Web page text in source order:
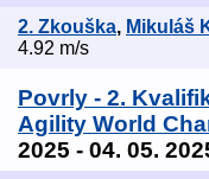
2. Zkouška, Mikuláš
4.92 m/s
Povrly - 2.
Agility World
2025 - 04. 05.